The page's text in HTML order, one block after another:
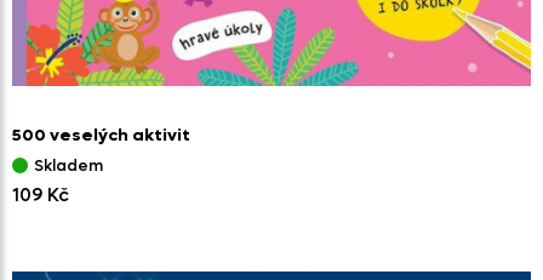
500 veselých aktivit
Skladem
109 Kč